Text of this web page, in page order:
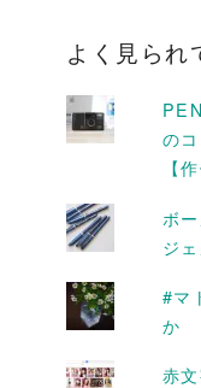
MORE
のビニールケ
を入れて見せび
ブ
よく見られ
の
【
ボ
ジ
#マ
か
赤